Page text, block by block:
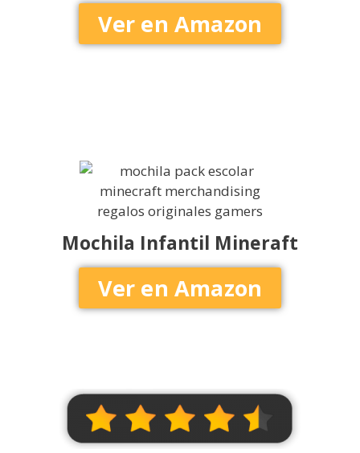
Ver en Amazon
Mochila Infantil Mineraft
Ver en Amazon